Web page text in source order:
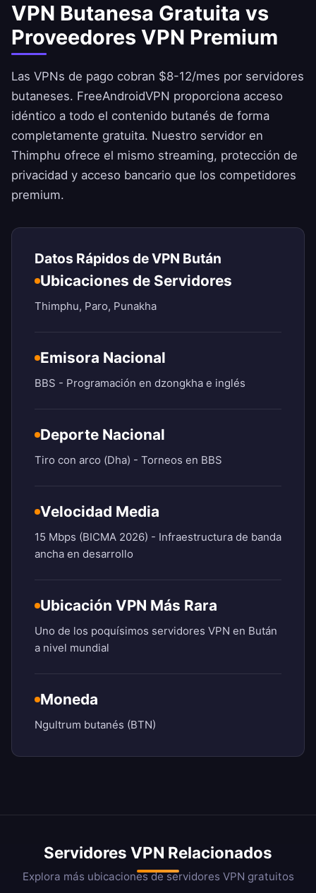
VPN Butanesa Gratuita vs
Proveedores VPN Premium
Las VPNs de pago cobran $8-12/mes por servidores
butaneses. FreeAndroidVPN proporciona acceso
idéntico a todo el contenido butanés de forma
completamente gratuita. Nuestro servidor en
Thimphu ofrece el mismo streaming, protección de
privacidad y acceso bancario que los competidores
premium.
Datos Rápidos de VPN Bután
Ubicaciones de Servidores
Thimphu, Paro, Punakha
Emisora Nacional
BBS - Programación en dzongkha e inglés
Deporte Nacional
Tiro con arco (Dha) - Torneos en BBS
Velocidad Media
15 Mbps (BICMA 2026) - Infraestructura de banda
ancha en desarrollo
Ubicación VPN Más Rara
Uno de los poquísimos servidores VPN en Bután
a nivel mundial
Moneda
Ngultrum butanés (BTN)
Servidores VPN Relacionados
Explora más ubicaciones de servidores VPN gratuitos